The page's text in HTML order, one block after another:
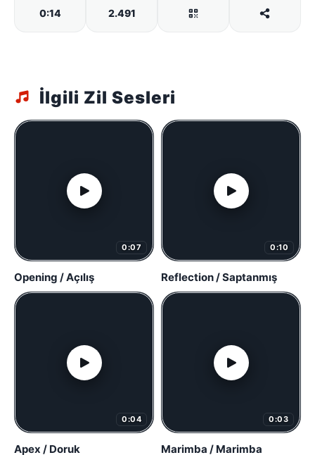
0:14 2.491
İlgili Zil Sesleri
0:07
Opening / Açılış
0:10
Reflection / Saptanmış
0:04
Apex / Doruk
0:03
Marimba / Marimba